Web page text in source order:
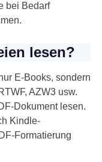
bei Bedarf
lesen?
E-Books, sondern
AZW3 usw.
Dokument lesen.
Kindle-
Formatierung